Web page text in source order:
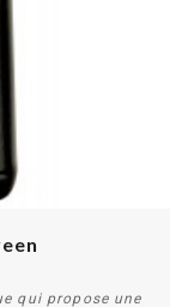
qui propose une